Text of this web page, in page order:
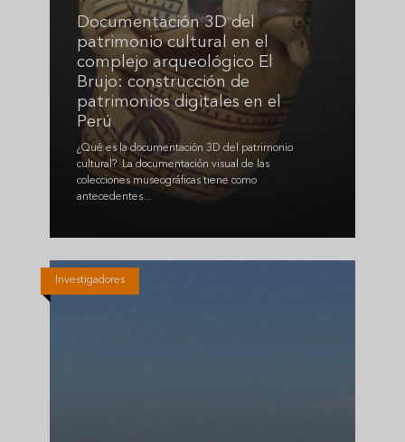
Documentación 3D del
patrimonio cultural en el
complejo arqueológico El
Brujo: construcción de
patrimonios digitales en el
Perú
¿Qué es la documentación 3D del patrimonio
cultural? La documentación visual de las
colecciones museográficas tiene como
antecedentes...
Investigadores